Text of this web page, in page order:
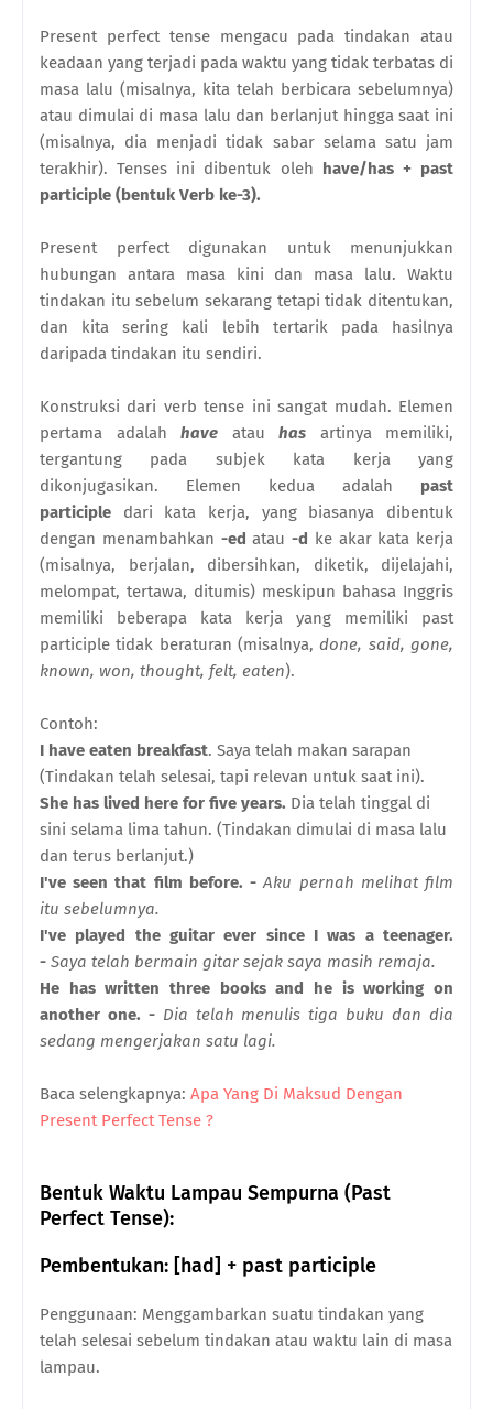
Present perfect tense mengacu pada tindakan atau
keadaan yang terjadi pada waktu yang tidak terbatas di
masa lalu (misalnya, kita telah berbicara sebelumnya)
atau dimulai di masa lalu dan berlanjut hingga saat ini
(misalnya, dia menjadi tidak sabar selama satu jam
terakhir). Tenses ini dibentuk oleh
have/has + past
participle (bentuk Verb ke-3).
Present perfect digunakan untuk menunjukkan
hubungan antara masa kini dan masa lalu. Waktu
tindakan itu sebelum sekarang tetapi tidak ditentukan,
dan kita sering kali lebih tertarik pada hasilnya
daripada tindakan itu sendiri.
Konstruksi dari verb tense ini sangat mudah. Elemen
pertama adalah have atau has
artinya memiliki,
tergantung pada subjek kata kerja yang
dikonjugasikan. Elemen kedua adalah past
participle dari kata kerja, yang biasanya dibentuk
dengan menambahkan -ed atau -d
ke akar kata kerja
(misalnya, berjalan, dibersihkan, diketik, dijelajahi,
melompat, tertawa, ditumis) meskipun bahasa Inggris
memiliki beberapa kata kerja yang memiliki past
participle tidak beraturan (misalnya,done, said, gone,
known, won, thought, felt, eaten).
Contoh:
I have eaten breakfast. Saya telah makan sarapan
(Tindakan telah selesai, tapi relevan untuk saat ini).
She has lived here for five years. Dia telah tinggal di
sini selama lima tahun. (Tindakan dimulai di masa lalu
dan terus berlanjut.)
I've seen that film before. -Aku pernah melihat film
itu sebelumnya.
I've played the guitar ever since I was a teenager.
- Saya telah bermain gitar sejak saya masih remaja.
He has written three books and he is working on
another one. - Dia telah menulis tiga buku dan dia
sedang mengerjakan satu lagi.
Baca selengkapnya: Apa Yang Di Maksud Dengan
Present Perfect Tense ?
Bentuk Waktu Lampau Sempurna (Past
Perfect Tense):
Pembentukan: [had] + past participle
Penggunaan: Menggambarkan suatu tindakan yang
telah selesai sebelum tindakan atau waktu lain di masa
lampau.